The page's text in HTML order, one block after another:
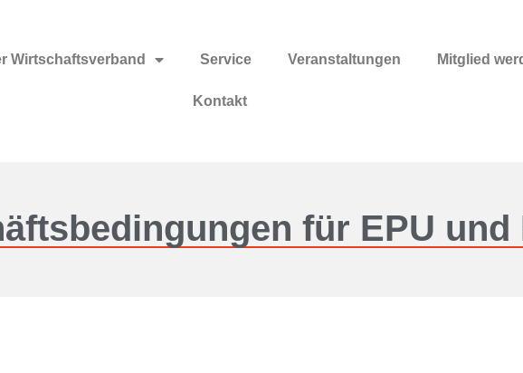
Wirtschaftsverband Service Veranstaltungen Mitglied
Kontakt
für EPU und